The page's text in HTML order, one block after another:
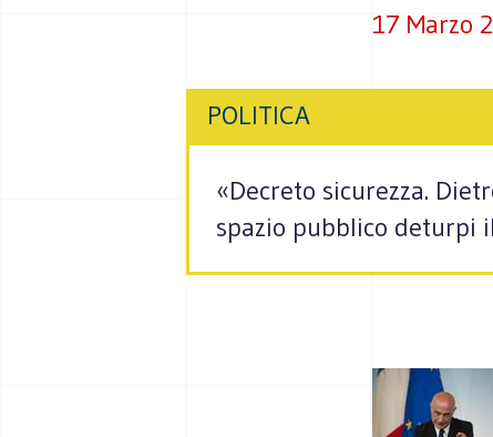
17 Marzo
POLITICA
«Decreto sicurezza.
spazio pubblico deturpi